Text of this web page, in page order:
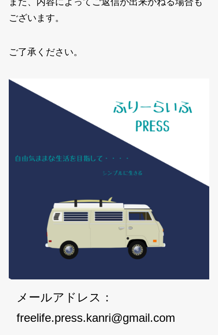
ございます。
ご了承ください。
メールアドレス：
freelife.press.kanri@gmail.com